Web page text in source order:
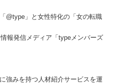
@type」と女性特化の「女の転職
報発信メディア「typeメンバーズ
強みを持つ人材紹介サービスを運